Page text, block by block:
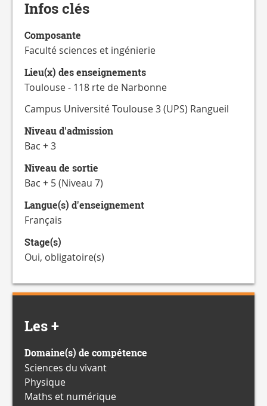
Infos clés
Composante
Faculté sciences et ingénierie
Lieu(x) des enseignements
Toulouse - 118 rte de Narbonne
Campus Université Toulouse 3 (UPS) Rangueil
Niveau d'admission
Bac + 3
Niveau de sortie
Bac + 5 (Niveau 7)
Langue(s) d'enseignement
Français
Stage(s)
Oui, obligatoire(s)
Les +
Domaine(s) de compétence
Sciences du vivant
Physique
Maths et numérique